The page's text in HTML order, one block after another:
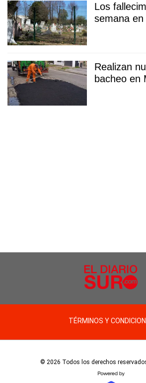
Los
semana
Realizan
bacheo en
TÉRMINOS Y
© 2026 Todos los derechos